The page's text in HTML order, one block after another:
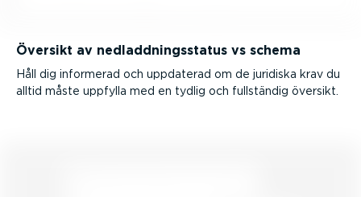
Översikt av nedladd­nings­status vs schema
Håll dig informerad och uppdaterad om de juridiska krav du
alltid måste uppfylla med en tydlig och fullständig översikt.